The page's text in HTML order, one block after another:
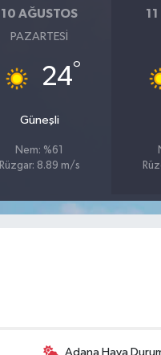
10 AĞUSTOS
PAZARTESI
24°
Güneşli
Nem: %61
Rüzgar: 8.89 m/s
Adana Hava